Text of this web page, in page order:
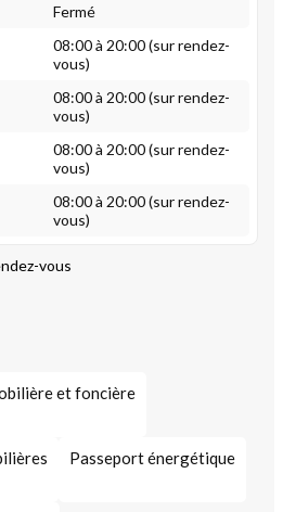
Fermé
08:00 à 20:00 (sur rendez-
vous)
08:00 à 20:00 (sur rendez-
vous)
08:00 à 20:00 (sur rendez-
vous)
08:00 à 20:00 (sur rendez-
vous)
vous
et foncière
Passeport énergétique